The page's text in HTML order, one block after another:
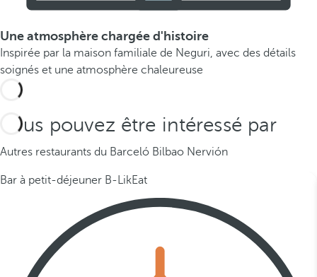
Une atmosphère chargée d'histoire
Inspirée par la maison familiale de Neguri, avec des détails
soignés et une atmosphère chaleureuse
Vous pouvez être intéressé par
Autres restaurants du Barceló Bilbao Nervión
Bar à petit-déjeuner B-LikEat